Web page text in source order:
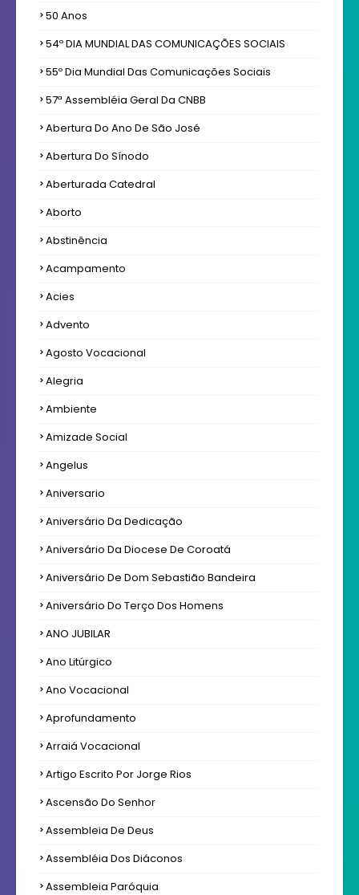
50 Anos
54º DIA MUNDIAL DAS COMUNICAÇÕES SOCIAIS
55º Dia Mundial Das Comunicações Sociais
57ª Assembléia Geral Da CNBB
Abertura Do Ano De São José
Abertura Do Sínodo
Aberturada Catedral
Aborto
Abstinência
Acampamento
Acies
Advento
Agosto Vocacional
Alegria
Ambiente
Amizade Social
Angelus
Aniversario
Aniversário Da Dedicação
Aniversário Da Diocese De Coroatá
Aniversário De Dom Sebastião Bandeira
Aniversário Do Terço Dos Homens
ANO JUBILAR
Ano Litúrgico
Ano Vocacional
Aprofundamento
Arraiá Vocacional
Artigo Escrito Por Jorge Rios
Ascensão Do Senhor
Assembleia De Deus
Assembléia Dos Diáconos
Assembleia Paróquia